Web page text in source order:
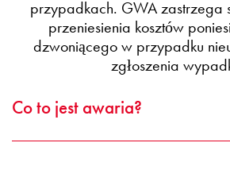
przypadkach. GWA zastrzega
przeniesienia kosztów
dzwoniącego w przypadku
zgłoszenia
Co to jest awaria?